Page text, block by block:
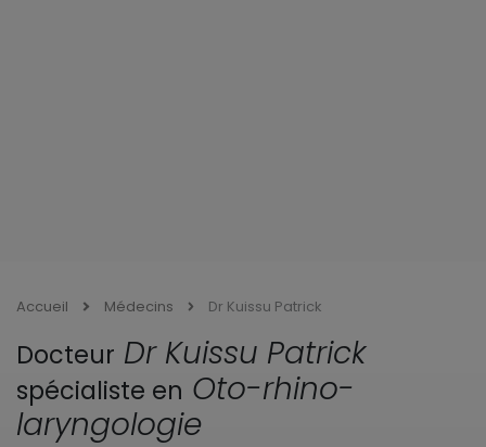
Accueil Médecins Dr Kuissu Patrick
Docteur Dr Kuissu Patrick
spécialiste en Oto-rhino-
laryngologie